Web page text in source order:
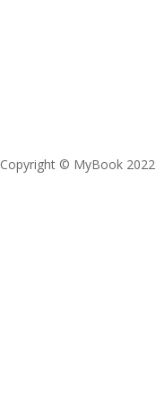
Copyright © MyBook 2022